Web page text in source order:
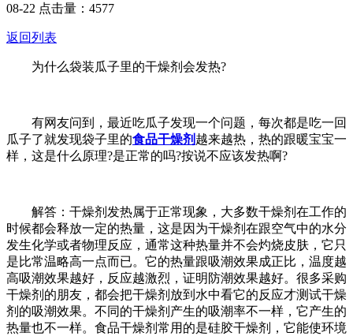
08-22 点击量：4577
返回列表
为什么袋装瓜子里的干燥剂会发热?
有网友问到，最近吃瓜子发现一个问题，每次都是吃一回
瓜子了就发现袋子里的食品干燥剂 越来越热，热的跟暖宝宝一
样，这是什么原理?是正常的吗?按说不应该发热啊?
解答：干燥剂发热属于正常现象，大多数干燥剂在工作的
时候都会释放一定的热量，这是因为干燥剂在跟空气中的水分
发生化学或者物理反应，通常这种热量并不会灼烧皮肤，它只
是比常温略高一点而已。它的热量跟吸潮效果成正比，温度越
高吸潮效果越好，反应越激烈，证明防潮效果越好。很多采购
干燥剂的朋友，都会把干燥剂放到水中看它的反应才测试干燥
剂的吸潮效果。不同的干燥剂产生的吸潮率不一样，它产生的
热量也不一样。食品干燥剂常用的是硅胶干燥剂，它能使环境